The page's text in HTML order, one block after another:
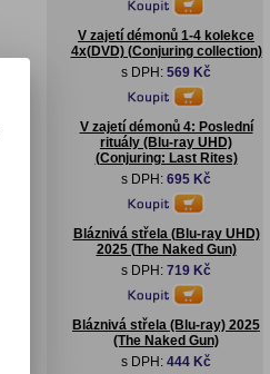
V zajetí démonů 1-4 kolekce
4x(DVD) (Conjuring collection)
s DPH: 569 Kč
V zajetí démonů 4: Poslední
rituály (Blu-ray UHD)
(Conjuring: Last Rites)
s DPH: 695 Kč
Bláznivá střela (Blu-ray UHD)
2025 (The Naked Gun)
s DPH: 719 Kč
Bláznivá střela (Blu-ray) 2025
(The Naked Gun)
s DPH: 444 Kč